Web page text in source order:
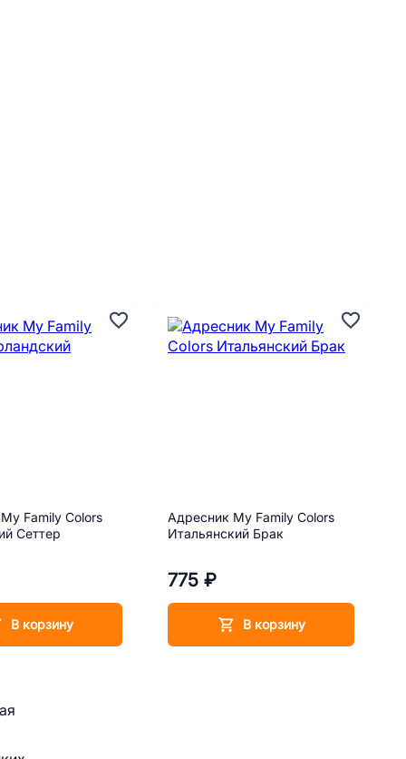
Family Colors
Сеттер
В корзину
Адресник My Family Colors
Итальянский Брак
775 ₽
В корзину